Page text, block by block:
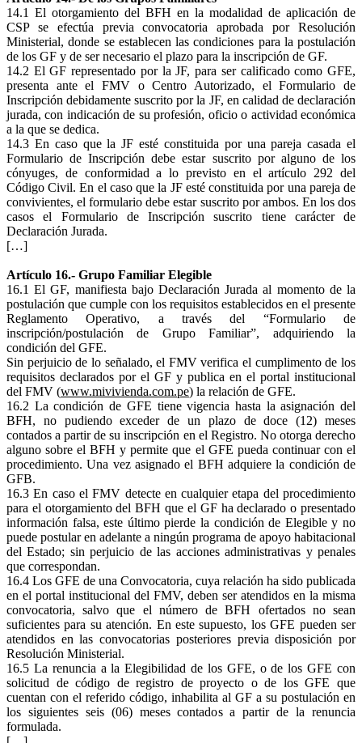
14.1 El otorgamiento del BFH en la modalidad de aplicación de
CSP se efectúa previa convocatoria aprobada por Resolución
Ministerial, donde se establecen las condiciones para la postulación
de los GF y de ser necesario el plazo para la inscripción de GF.
14.2 El GF representado por la JF, para ser calificado como GFE,
presenta ante el FMV o Centro Autorizado, el Formulario de
Inscripción debidamente suscrito por la JF, en calidad de declaración
jurada, con indicación de su profesión, oficio o actividad económica
a la que se dedica.
14.3 En caso que la JF esté constituida por una pareja casada el
Formulario de Inscripción debe estar suscrito por alguno de los
cónyuges, de conformidad a lo previsto en el artículo 292 del
Código Civil. En el caso que la JF esté constituida por una pareja de
convivientes, el formulario debe estar suscrito por ambos. En los dos
casos el Formulario de Inscripción suscrito tiene carácter de
Declaración Jurada.
[…]
Artículo 16.- Grupo Familiar Elegible
16.1 El GF, manifiesta bajo Declaración Jurada al momento de la
postulación que cumple con los requisitos establecidos en el presente
Reglamento Operativo, a través del “Formulario de
inscripción/postulación de Grupo Familiar”, adquiriendo la
condición del GFE.
Sin perjuicio de lo señalado, el FMV verifica el cumplimento de los
requisitos declarados por el GF y publica en el portal institucional
del FMV (www.mivivienda.com.pe) la relación de GFE.
16.2 La condición de GFE tiene vigencia hasta la asignación del
BFH, no pudiendo exceder de un plazo de doce (12) meses
contados a partir de su inscripción en el Registro. No otorga derecho
alguno sobre el BFH y permite que el GFE pueda continuar con el
procedimiento. Una vez asignado el BFH adquiere la condición de
GFB.
16.3 En caso el FMV detecte en cualquier etapa del procedimiento
para el otorgamiento del BFH que el GF ha declarado o presentado
información falsa, este último pierde la condición de Elegible y no
puede postular en adelante a ningún programa de apoyo habitacional
del Estado; sin perjuicio de las acciones administrativas y penales
que correspondan.
16.4 Los GFE de una Convocatoria, cuya relación ha sido publicada
en el portal institucional del FMV, deben ser atendidos en la misma
convocatoria, salvo que el número de BFH ofertados no sean
suficientes para su atención. En este supuesto, los GFE pueden ser
atendidos en las convocatorias posteriores previa disposición por
Resolución Ministerial.
16.5 La renuncia a la Elegibilidad de los GFE, o de los GFE con
solicitud de código de registro de proyecto o de los GFE que
cuentan con el referido código, inhabilita al GF a su postulación en
los siguientes seis (06) meses contados a partir de la renuncia
formulada.